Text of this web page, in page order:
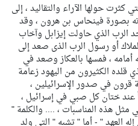
حولها الآراء والتقاليد ، إلى
بصورة فينحاس بن هرون ، وقد
الرب الذي حاولت إيزابل وآخاب
أو رسول الرب الذى صعد إلى
، فمسها بالعكاز وصعد في
قلده الكثيرون من اليهود زعامة
قرون في صدور الإسرائيلين ،
عند ختان كل صبي في إسرائيل ،
مثل هذه المناسبات ، .... والكلمة "
العهد " - أما " تشبه " التى ولد